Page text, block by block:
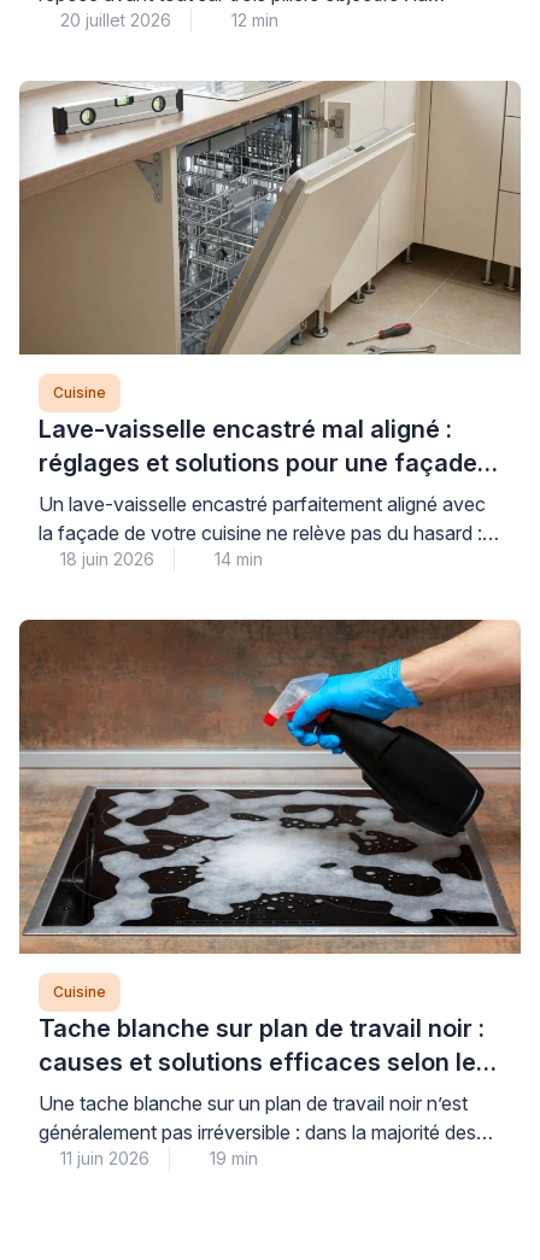
composition réelle des matériaux (épaisseur des
garanties proposées et la transparence totale du
devis incluant pose et raccordements. Cette
démarche de comparaison méthodique permet
d’éviter les déceptions fréquentes liées aux finitions
décevantes ou […]
20 juillet 2026 12 min
Cuisine
Lave-vaisselle encastré mal aligné :
réglages et solutions pour une façade
parfaite
Un lave-vaisselle encastré parfaitement aligné avec
la façade de votre cuisine ne relève pas du hasard :
ce résultat repose sur des réglages précis mais
points d’ajustement spécifiques. Dans le domaine de
l’électroménager intégré, ces désalignements font
partie des situations courantes que les
professionnels qualifiés corrigent quotidiennement, et
nombre […]
18 juin 2026 14 min
Cuisine
Tache blanche sur plan de travail noir :
causes et solutions efficaces selon le
matériau
Une tache blanche sur un plan de travail noir n’est
généralement pas irréversible : dans la majorité des
cas, elle résulte d’un dépôt calcaire, d’une réaction
11 juin 2026 19 min